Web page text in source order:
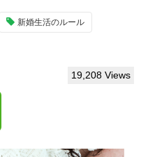
新婚生活のルール
19,208 Views